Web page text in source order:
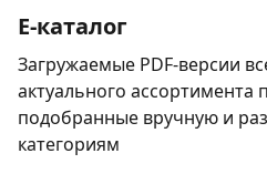
E-каталог
Загружаемые PDF-версии
актуального ассортимента
подобранные вручную и
категориям